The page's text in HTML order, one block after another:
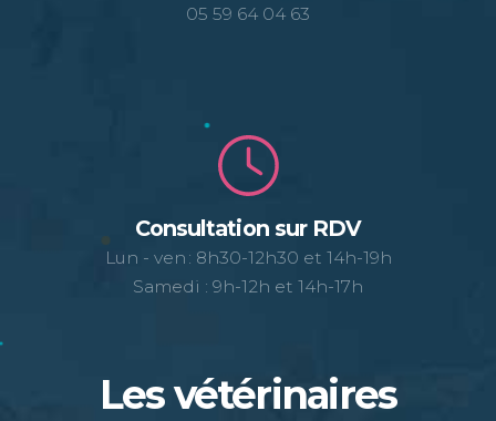
05 59 64 04 63
Consultation sur RDV
Lun - ven : 8h30-12h30 et 14h-19h
Samedi : 9h-12h et 14h-17h
Les vétérinaires